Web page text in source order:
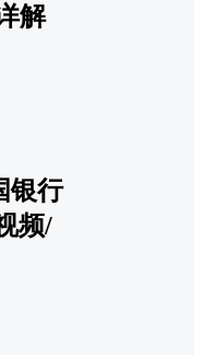
解
银行
频/